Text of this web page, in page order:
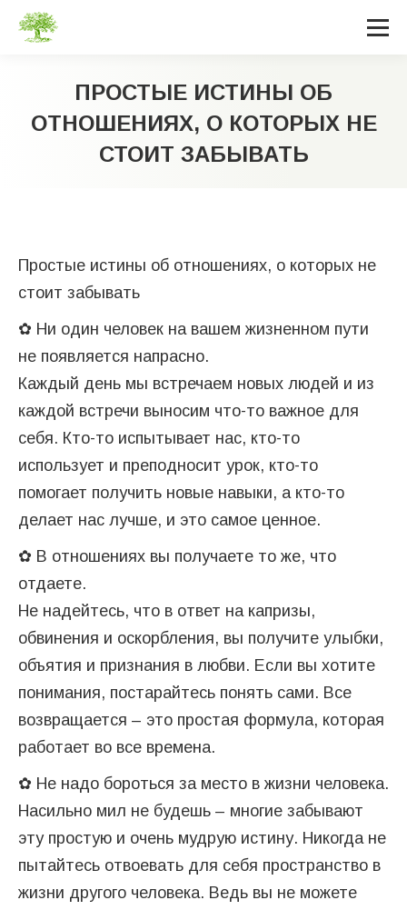
ПРОСТЫЕ ИСТИНЫ ОБ
ОТНОШЕНИЯХ, О КОТОРЫХ НЕ
СТОИТ ЗАБЫВАТЬ
Простые истины об отношениях, о которых не
стоит забывать
✿ Ни один человек на вашем жизненном пути
не появляется напрасно.
Каждый день мы встречаем новых людей и из
каждой встречи выносим что-то важное для
себя. Кто-то испытывает нас, кто-то
использует и преподносит урок, кто-то
помогает получить новые навыки, а кто-то
делает нас лучше, и это самое ценное.
✿ В отношениях вы получаете то же, что
отдаете.
Не надейтесь, что в ответ на капризы,
обвинения и оскорбления, вы получите улыбки,
объятия и признания в любви. Если вы хотите
понимания, постарайтесь понять сами. Все
возвращается – это простая формула, которая
работает во все времена.
✿ Не надо бороться за место в жизни человека.
Насильно мил не будешь – многие забывают
эту простую и очень мудрую истину. Никогда не
пытайтесь отвоевать для себя пространство в
жизни другого человека. Ведь вы не можете